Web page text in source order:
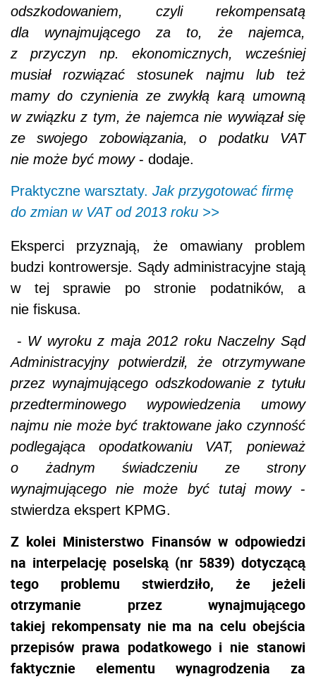
odszkodowaniem, czyli rekompensatą
dla wynajmującego za to, że najemca,
z przyczyn np. ekonomicznych, wcześniej
musiał rozwiązać stosunek najmu lub też
mamy do czynienia ze zwykłą karą umowną
w związku z tym, że najemca nie wywiązał się
ze swojego zobowiązania, o podatku VAT
nie może być mowy- dodaje.
Praktyczne warsztaty. Jak przygotować firmę
do zmian w VAT od 2013 roku >>
Eksperci przyznają, że omawiany problem
budzi kontrowersje. Sądy administracyjne stają
w tej sprawie po stronie podatników, a
nie fiskusa.
- W wyroku z maja 2012 roku Naczelny Sąd
Administracyjny potwierdził, że otrzymywane
przez wynajmującego odszkodowanie z tytułu
przedterminowego wypowiedzenia umowy
najmu nie może być traktowane jako czynność
podlegająca opodatkowaniu VAT, ponieważ
o żadnym świadczeniu ze strony
wynajmującego nie może być tutaj mowy-
stwierdza ekspert KPMG.
Z kolei Ministerstwo Finansów w odpowiedzi
na interpelację poselską (nr 5839) dotyczącą
tego problemu stwierdziło, że jeżeli
otrzymanie przez wynajmującego
takiej rekompensaty nie ma na celu obejścia
przepisów prawa podatkowego i nie stanowi
faktycznie elementu wynagrodzenia za